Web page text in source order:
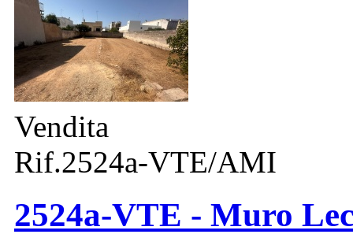
Vendita
Rif.2524a-VTE/AMI
2524a-VTE - Muro